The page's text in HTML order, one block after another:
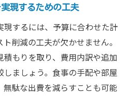
現するための工夫
現するには、予算に合わせた計
削減の工夫が欠かせません。
積もりを取り、費用内訳や追加
ましょう。食事の手配や部屋
駄な出費を減らすことも可能